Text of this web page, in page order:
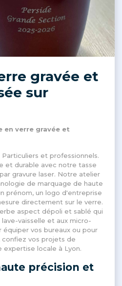
gravée et
sur
en verre gravée et
Particuliers et professionnels.
et durable avec notre tasse
gravure laser. Notre atelier
de marquage de haute
prénom, un logo d'entreprise
directement sur le verre.
aspect dépoli et sablé qui
vaisselle et aux micro-
équiper vos bureaux ou pour
confiez vos projets de
expertise locale à Lyon.
précision et